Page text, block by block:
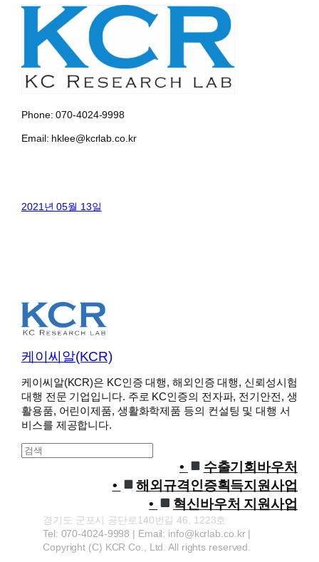
Phone: 070-4024-9998
Email: hklee@kcrlab.co.kr
2021년 05월 13일
케이씨알(KCR)
케이씨알(KCR)은 KC인증 대행, 해외인증 대행, 신뢰성시험
대행 전문 기업입니다. 주로 KC인증의 전자파, 전기안전, 생
활용품, 어린이제품, 생활화학제품 등의 컨설팅 및 대행 서
비스를 제공합니다.
S
수출기회바우처
해외규격인증획득지원사업
혁신바우처 지원사업
경기도 군포시 공단로140번길 46, 1223호
Tel: 070-4024-9998 | Email: info@kcrlab.co.kr |
Copyright (C) KCR Co., Ltd. All rights reserved.